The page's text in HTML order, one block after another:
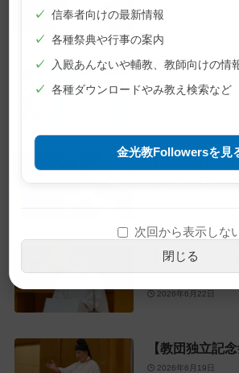
【巻頭言】神様
2026年7月1日
【教主就任式】
主おことば・
【教話】「な
う？」
2026年6月22日
【教団独立記
2026年6月19日
✓ 信奉者向けの最新情報
✓ 各種祭典や行事の案内
✓ 入殿あんないや輔教、教師向けの情
✓ 各種ダウンロードやみ教え検索など
金光教Followersを見
次回から表示しな
閉じる